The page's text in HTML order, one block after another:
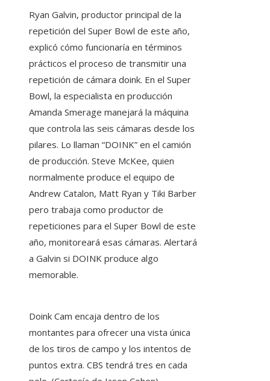
Ryan Galvin, productor principal de la
repetición del Super Bowl de este año,
explicó cómo funcionaría en términos
prácticos el proceso de transmitir una
repetición de cámara doink. En el Super
Bowl, la especialista en producción
Amanda Smerage manejará la máquina
que controla las seis cámaras desde los
pilares. Lo llaman “DOINK” en el camión
de producción. Steve McKee, quien
normalmente produce el equipo de
Andrew Catalon, Matt Ryan y Tiki Barber
pero trabaja como productor de
repeticiones para el Super Bowl de este
año, monitoreará esas cámaras. Alertará
a Galvin si DOINK produce algo
memorable.
Doink Cam encaja dentro de los
montantes para ofrecer una vista única
de los tiros de campo y los intentos de
puntos extra. CBS tendrá tres en cada